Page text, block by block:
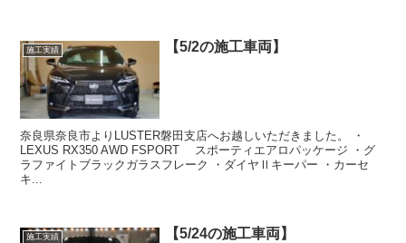
施工実績 【5/2の施工車両】
奈良県奈良市よりLUSTER磐田支店へお越しいただきました。 ・
LEXUS RX350 AWD FSPORT スポーティエアロパッケージ ・グ
ラファイトブラックガラスフレーク ・ダイヤⅡキーパー ・カーセ
キ...
施工実績 【5/24の施工車両】